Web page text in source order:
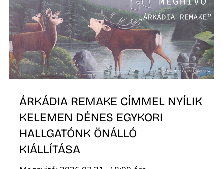
ÁRKÁDIA REMAKE CÍMMEL NYÍLIK
KELEMEN DÉNES EGYKORI
HALLGATÓNK ÖNÁLLÓ
KIÁLLÍTÁSA